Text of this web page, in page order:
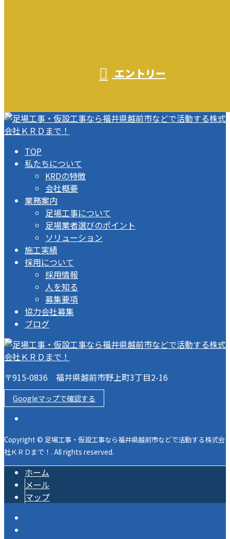
エントリー
TOP
私たちについて
KRDの特徴
会社概要
業務案内
足場工事について
足場業者選びのポイント
ソリューション
施工実績
採用について
採用情報
人を知る
募集要項
協力会社募集
ブログ
〒915-0836 福井県越前市野上町3丁目2-16
Googleマップで確認する
Copyright © 足場工事・仮設工事なら福井県越前市などで活動する株式会
社ＫＲＤまで！. All rights reserved.
ホーム
メール
マップ